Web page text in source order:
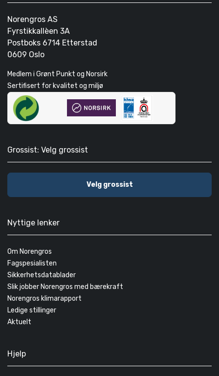
Norengros AS
Fyrstikkallèen 3A
Postboks 6714 Etterstad
0609 Oslo
Medlem i Grønt Punkt og Norsirk
Sertifisert for kvalitet og miljø
Grossist: Velg grossist
Velg grossist
Nyttige lenker
Om Norengros
Fagspesialisten
Sikkerhetsdatablader
Slik jobber Norengros med bærekraft
Norengros klimarapport
Ledige stillinger
Aktuelt
Hjelp